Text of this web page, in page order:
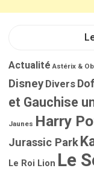
Actualité Astérix &
Disney Divers
et Gauchise
Jaunes Harry
Jurassic Park
Le Roi Lion Le